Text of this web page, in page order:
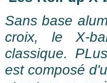
Sans base
croix, le X-
classique.
est composé